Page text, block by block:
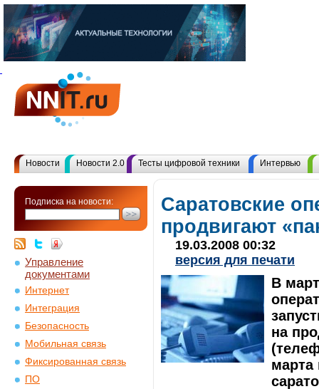
Новости Новости 2.0 Тесты цифровой техники Интервью
Подписка на новости:
Управление
документами
Интернет
Интеграция
Безопасность
Мобильная связь
Фиксированная связь
ПО
Саратовские
продвигают
19.03.2008 00:32
версия для печати
В
на
марта